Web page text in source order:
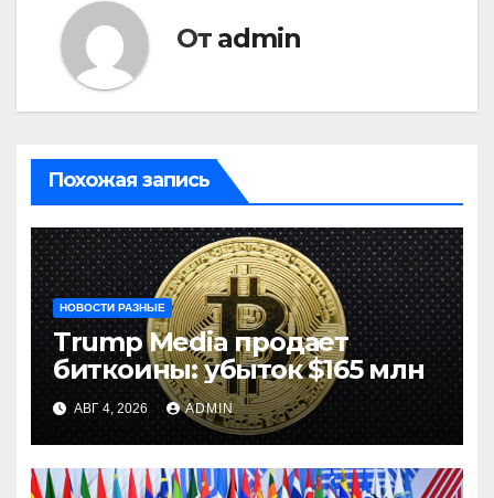
От admin
Похожая запись
НОВОСТИ РАЗНЫЕ
Trump Media продает
биткоины: убыток $165 млн
АВГ 4, 2026 ADMIN